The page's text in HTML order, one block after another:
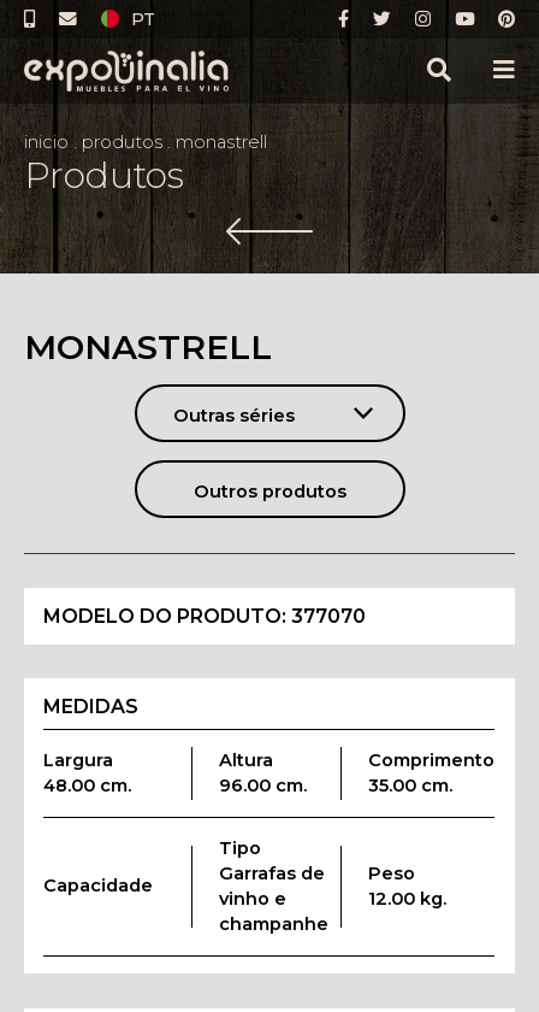
PT
inicio. produtos .monastrell
Produtos
MONASTRELL
Outras séries
Outros produtos
MODELO DO PRODUTO:377070
MEDIDAS
Largura
48.00 cm.
Altura
96.00 cm.
Comprimento
35.00 cm.
Capacidade
Tipo
Garrafas de
vinho e
champanhe
Peso
12.00 kg.